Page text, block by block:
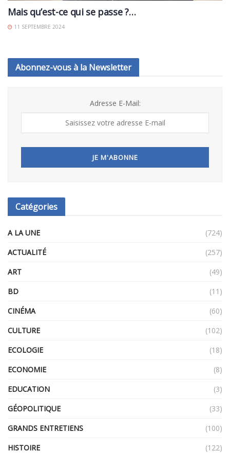
Mais qu’est-ce qui se passe ?…
11 SEPTEMBRE 2024
Abonnez-vous à la Newsletter
Adresse E-Mail:
Catégories
A LA UNE
(724)
ACTUALITÉ
(257)
ART
(49)
BD
(11)
CINÉMA
(60)
CULTURE
(102)
ECOLOGIE
(18)
ECONOMIE
(8)
EDUCATION
(3)
GÉOPOLITIQUE
(33)
GRANDS ENTRETIENS
(100)
HISTOIRE
(122)